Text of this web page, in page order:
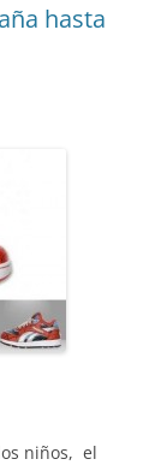
hasta
niños, el